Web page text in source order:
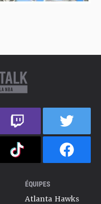
ÉQUIPES
Atlanta Hawks